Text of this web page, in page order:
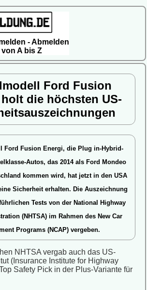
- Abmelden
A bis Z
Ford Fusion
die höchsten US-
Ford Fusion Energi, die Plug in-Hybrid-
Autos, das 2014 als Ford Mondeo
kommen wird, hat jetzt in den USA
Sicherheit erhalten. Die Auszeichnung
Tests von der National Highway
(NHTSA) im Rahmen des New Car
Programs (NCAP) vergeben.
NHTSA vergab auch das US-
(Insurance Institute for Highway
Safety Pick in der Plus-Variante für